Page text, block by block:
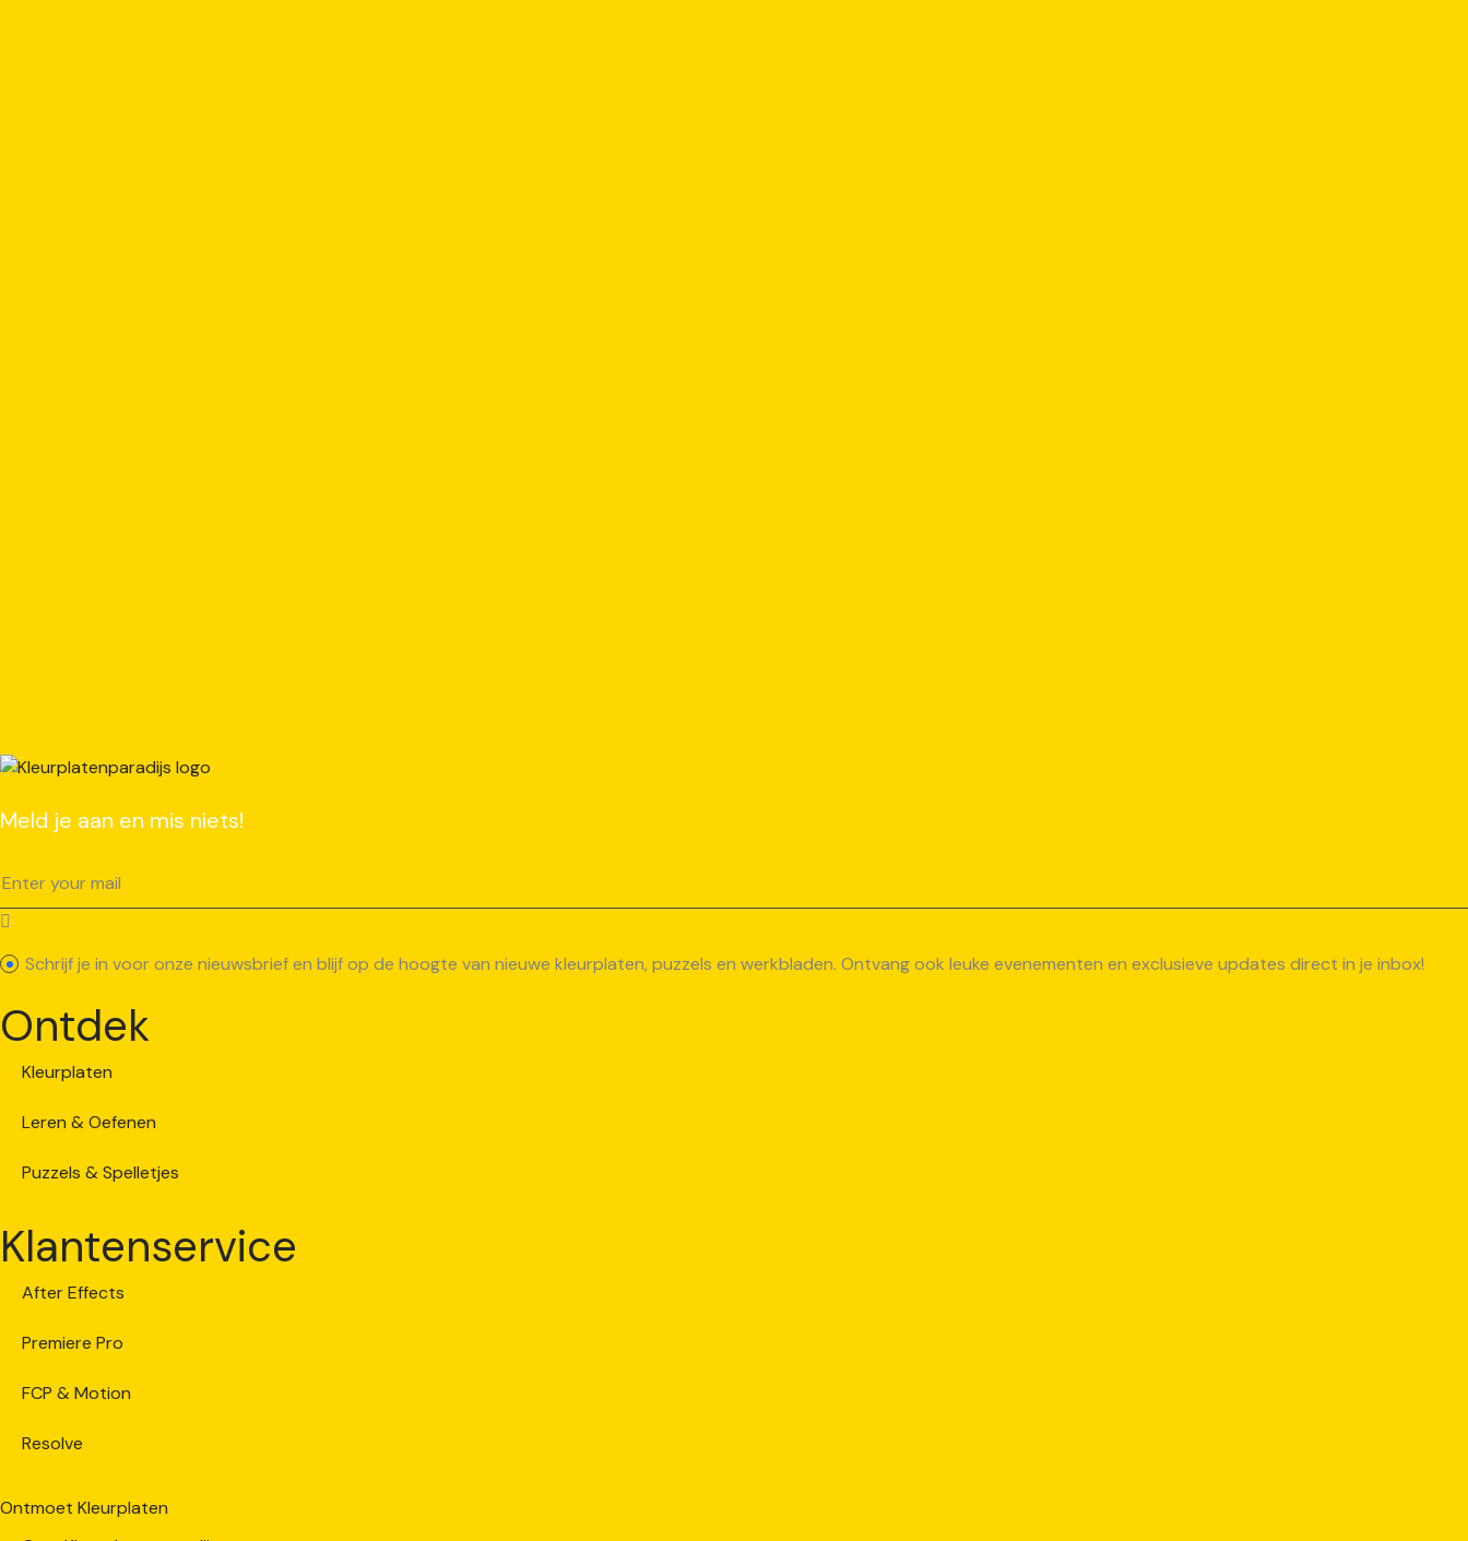
Meld je aan en mis niets!
Schrijf je in voor onze nieuwsbrief en blijf op de hoogte van nieuwe kleurplaten, puzzels en werkbladen. Ontvang ook leuke evenementen en exclusieve updates direct in je inbox!
Ontdek
Kleurplaten
Leren & Oefenen
Puzzels & Spelletjes
Klantenservice
After Effects
Premiere Pro
FCP & Motion
Resolve
Ontmoet Kleurplaten